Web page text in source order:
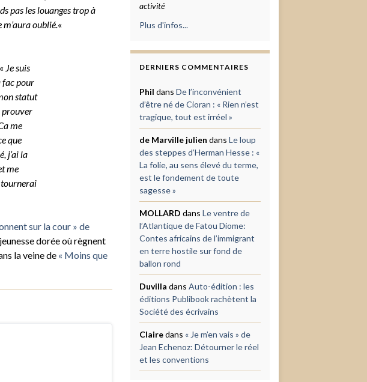
pas les louanges trop à
oublié.«
Je suis
fac pour
statut
prouver
me
que
j’ai la
me
tournerai
sur la cour » de
dorée où règnent
la veine de « Moins que
activité
Plus d'infos...
DERNIERS COMMENTAIRES
Phil dans De l’inconvénient
d’être né de Cioran : « Rien n’est
tragique, tout est irréel »
de Marville julien dans Le loup
des steppes d’Herman Hesse : «
La folie, au sens élevé du terme,
est le fondement de toute
sagesse »
MOLLARD dans Le ventre de
l’Atlantique de Fatou Diome:
Contes africains de l’immigrant
en terre hostile sur fond de
ballon rond
Duvilla dans Auto-édition : les
éditions Publibook rachètent la
Société des écrivains
Clairedans « Je m’en vais » de
Jean Echenoz: Détourner le réel
et les conventions